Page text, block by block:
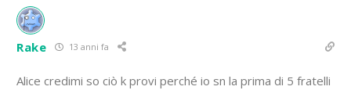
Rake 13 anni fa
Alice credimi so ciò k provi perché io sn la prima di 5 fratelli